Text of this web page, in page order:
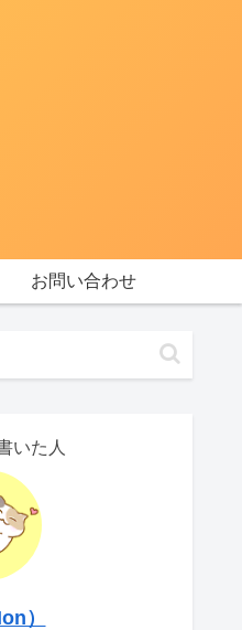
お問い合わせ
いた人
）